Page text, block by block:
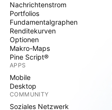
Nachrichtenstrom
Portfolios
Fundamentalgraphen
Renditekurven
Optionen
Makro-Maps
Pine Script®
APPS
Mobile
Desktop
COMMUNITY
Soziales Netzwerk